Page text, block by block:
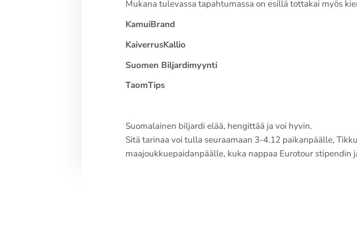
Mukana tulevassa tapahtumassa on esillä tottakai myös
KamuiBrand
KaiverrusKallio
Suomen Biljardimyynti
TaomTips
Suomalainen biljardi elää, hengittää ja voi hyvin.
Sitä tarinaa voi tulla seuraamaan 3-4.12 paikanpäälle,
maajoukkuepaidanpäälle, kuka nappaa Eurotour stipendin